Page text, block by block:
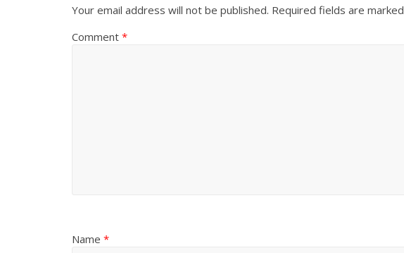
Your email address will not be published. Required fields are marked
Comment *
Name *